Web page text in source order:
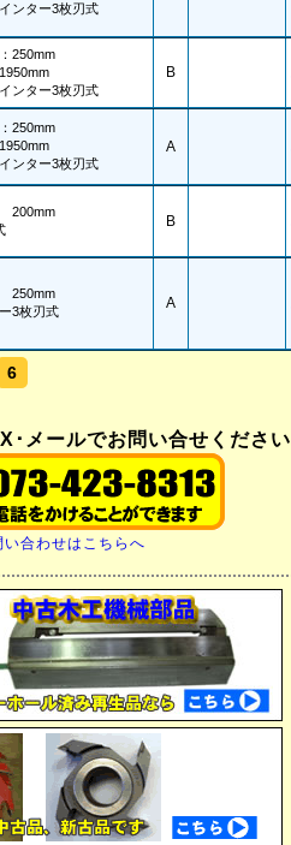
ンター3枚刃式
250mm
ンター3枚刃式
B
250mm
ンター3枚刃式
A
200mm
B
250mm
3枚刃式
A
6
･メールでお問い合せください
合わせはこちらへ